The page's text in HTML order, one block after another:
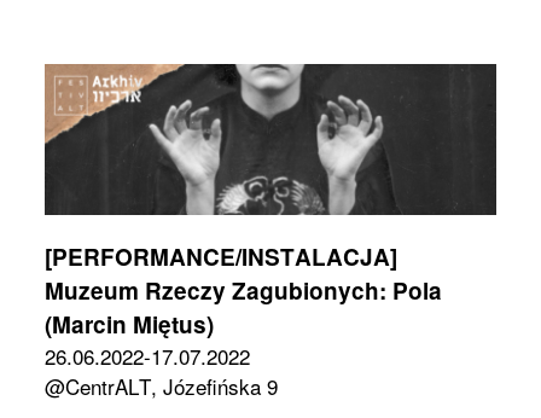
[PERFORMANCE/INSTALACJA]
Muzeum Rzeczy Zagubionych: Pola
(Marcin Miętus)
26.06.2022-17.07.2022
@CentrALT, Józefińska 9